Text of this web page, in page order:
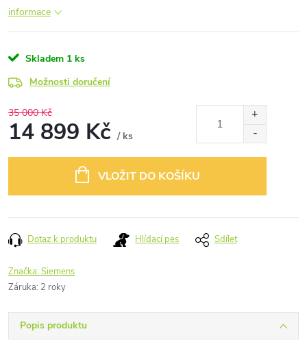
informace
Skladem 1 ks
Možnosti doručení
35 000 Kč
14 899 Kč / ks
VLOŽIT DO KOŠÍKU
Dotaz k produktu Hlídací pes Sdílet
Značka:Siemens
Záruka: 2 roky
Popis produktu